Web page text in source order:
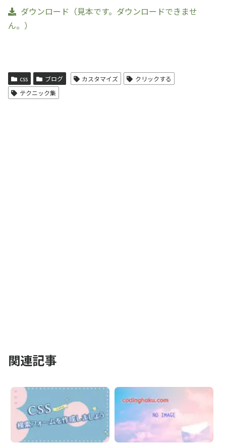
ダウンロード（見本です。ダウンロードできませ
ん。）
css ブログ カスタマイズ
クリックする
テクニック集
関連記事